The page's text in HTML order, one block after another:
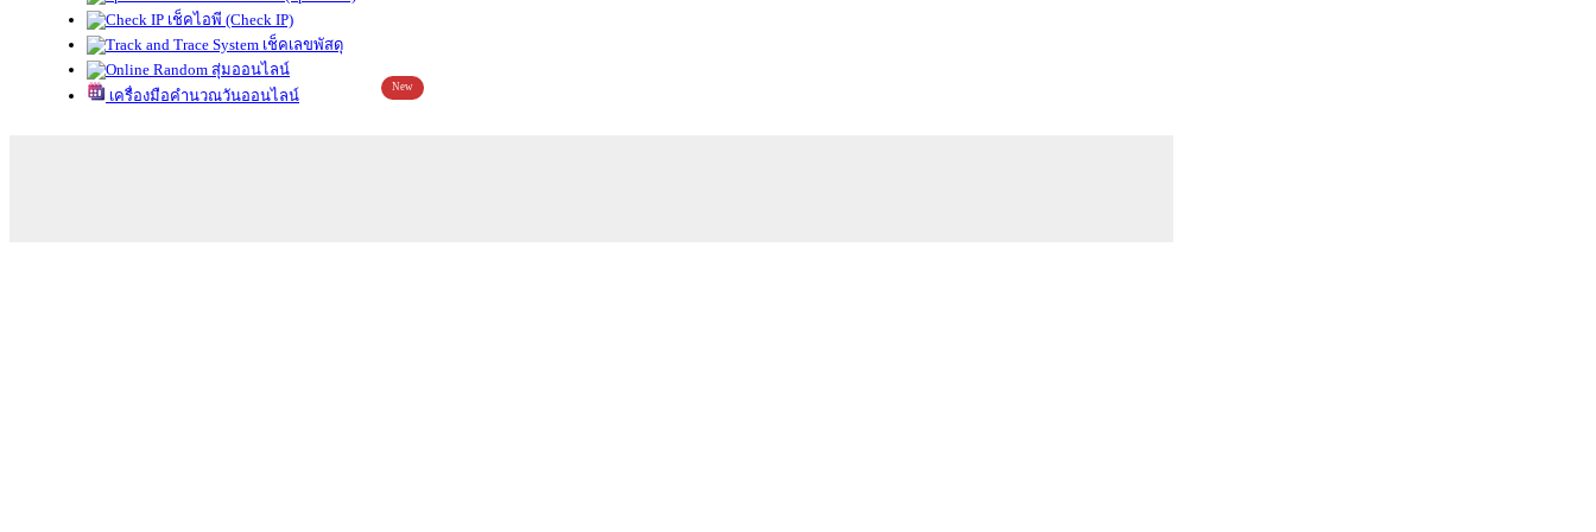
เช็คไอพี (Check IP)
เช็คเลขพัสดุ
สุ่มออนไลน์
เครื่องมือคำนวณวันออนไลน์
New